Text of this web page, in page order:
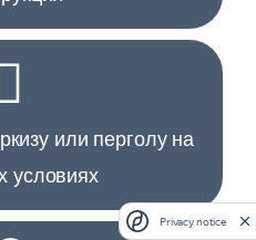
или перголу на
условиях
Privacy notice